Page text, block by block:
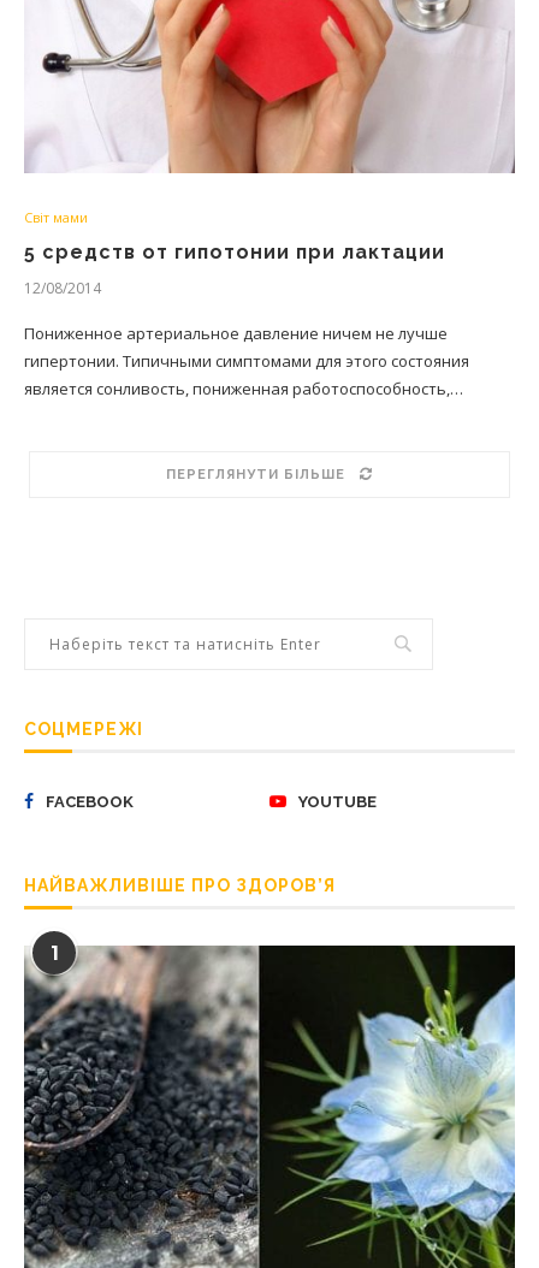
Світ мами
5 средств от гипотонии при лактации
12/08/2014
Пониженное артериальное давление ничем не лучше
гипертонии. Типичными симптомами для этого состояния
является сонливость, пониженная работоспособность,…
ПЕРЕГЛЯНУТИ БІЛЬШЕ
СОЦМЕРЕЖІ
FACEBOOK YOUTUBE
НАЙВАЖЛИВІШЕ ПРО ЗДОРОВ’Я
1